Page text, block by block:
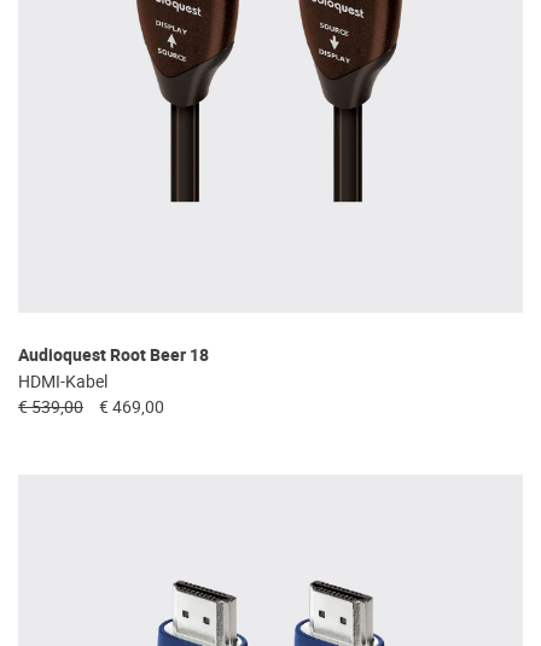
Audioquest Root Beer 18
HDMI-Kabel
€ 539,00
€ 469,00